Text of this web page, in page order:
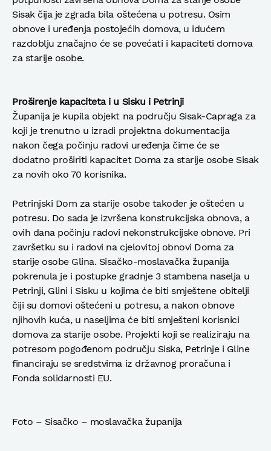
Sisak čija je zgrada bila oštećena u potresu. Osim
obnove i uređenja postojećih domova, u idućem
razdoblju značajno će se povećati i kapaciteti domova
za starije osobe.
Proširenje kapaciteta i u Sisku i Petrinji
Županija je kupila objekt na području Sisak-Capraga za
koji je trenutno u izradi projektna dokumentacija
nakon čega počinju radovi uređenja čime će se
dodatno proširiti kapacitet Doma za starije osobe Sisak
za novih oko 70 korisnika.
Petrinjski Dom za starije osobe također je oštećen u
potresu. Do sada je izvršena konstrukcijska obnova, a
ovih dana počinju radovi nekonstrukcijske obnove. Pri
završetku su i radovi na cjelovitoj obnovi Doma za
starije osobe Glina. Sisačko-moslavačka županija
pokrenula je i postupke gradnje 3 stambena naselja u
Petrinji, Glini i Sisku u kojima će biti smještene obitelji
čiji su domovi oštećeni u potresu, a nakon obnove
njihovih kuća, u naseljima će biti smješteni korisnici
domova za starije osobe. Projekti koji se realiziraju na
potresom pogođenom području Siska, Petrinje i Gline
financiraju se sredstvima iz državnog proračuna i
Fonda solidarnosti EU.
Foto – Sisačko – moslavačka županija